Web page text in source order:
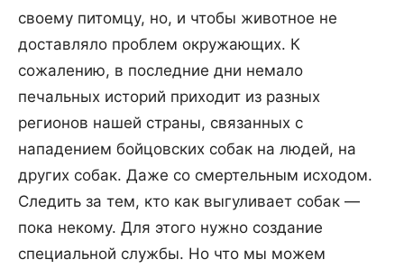
своему питомцу, но, и чтобы животное не
доставляло проблем окружающих. К
сожалению, в последние дни немало
печальных историй приходит из разных
регионов нашей страны, связанных с
нападением бойцовских собак на людей, на
других собак. Даже со смертельным исходом.
Следить за тем, кто как выгуливает собак —
пока некому. Для этого нужно создание
специальной службы. Но что мы можем